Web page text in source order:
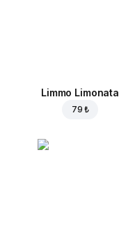
Limmo Limonata
79 ₺